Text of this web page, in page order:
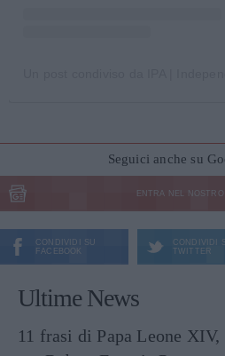
Seguici anche su
ENTRA NEL
CONDIVIDI SU
FACEBOOK
CONDIVIDI
TWITTER
Ultime News
11 frasi di Papa Leone